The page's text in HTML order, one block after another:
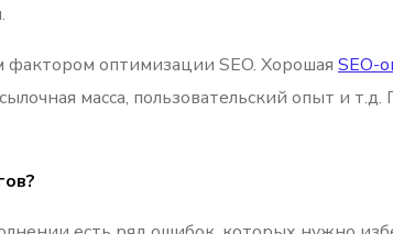
оптимизации SEO. Хорошая SEO-
масса, пользовательский опыт и